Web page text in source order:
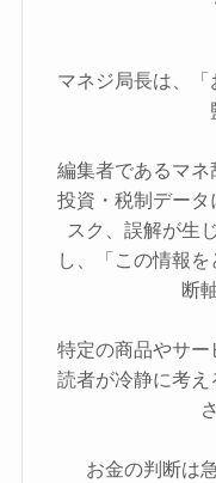
マネジ局長は、
編集者であるマネ
投資・税制データ
スク、誤解が生
し、「この情報
断
特定の商品やサー
読者が冷静に考
お金の判断は